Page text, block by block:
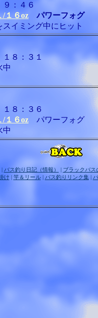
：４６
/１６oz パワーフォグ
スイミング中にヒット
８：３１
中
８：３６
/１６oz パワーフォグ
中
| バス釣り日記（情報） | ブラックバス
け | 竿＆リール| バス釣りリンク集|